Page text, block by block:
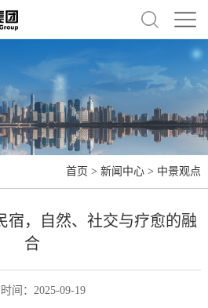
首页 >新闻中心 > 中景观点
宿，自然、社交与疗愈的融
合
间：2025-09-19